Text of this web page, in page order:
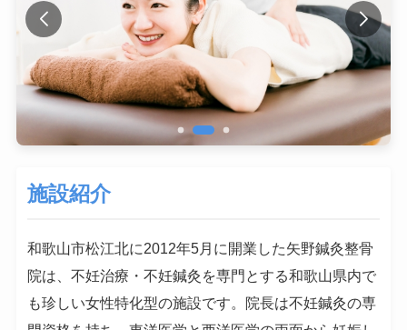
施設紹介
和歌山市松江北に2012年5月に開業した矢野鍼灸整骨
院は、不妊治療・不妊鍼灸を専門とする和歌山県内で
も珍しい女性特化型の施設です。院長は不妊鍼灸の専